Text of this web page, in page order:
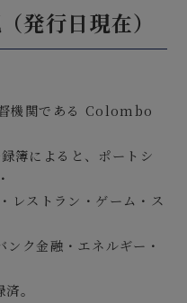
発行日現在）
機関である Colombo
によると、ポートシ
レストラン・ゲーム・ス
ク金融・エネルギー・
。